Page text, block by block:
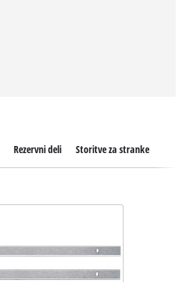
Rezervni deli Storitve za stranke